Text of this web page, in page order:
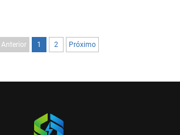
Anterior 1 2 Próximo